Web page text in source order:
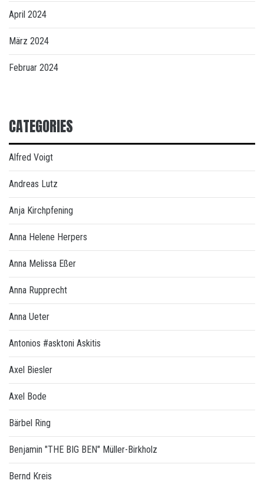
April 2024
März 2024
Februar 2024
CATEGORIES
Alfred Voigt
Andreas Lutz
Anja Kirchpfening
Anna Helene Herpers
Anna Melissa Eßer
Anna Rupprecht
Anna Ueter
Antonios #asktoni Askitis
Axel Biesler
Axel Bode
Bärbel Ring
Benjamin "THE BIG BEN" Müller-Birkholz
Bernd Kreis